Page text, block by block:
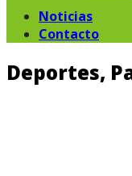
Noticias
Contacto
Deportes,